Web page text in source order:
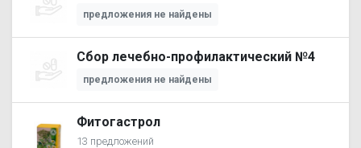
предложения не найдены
Сбор лечебно-профилактический №4
предложения не найдены
Фитогастрол
13 предложений